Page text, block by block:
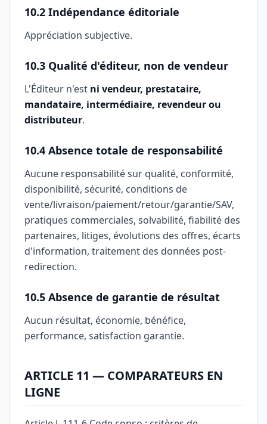
10.2 Indépendance éditoriale
Appréciation subjective.
10.3 Qualité d'éditeur, non de vendeur
L'Éditeur n'est ni vendeur, prestataire,
mandataire, intermédiaire, revendeur ou
distributeur.
10.4 Absence totale de responsabilité
Aucune responsabilité sur qualité, conformité,
disponibilité, sécurité, conditions de
vente/livraison/paiement/retour/garantie/SAV,
pratiques commerciales, solvabilité, fiabilité des
partenaires, litiges, évolutions des offres, écarts
d'information, traitement des données post-
redirection.
10.5 Absence de garantie de résultat
Aucun résultat, économie, bénéfice,
performance, satisfaction garantie.
ARTICLE 11 — COMPARATEURS EN
LIGNE